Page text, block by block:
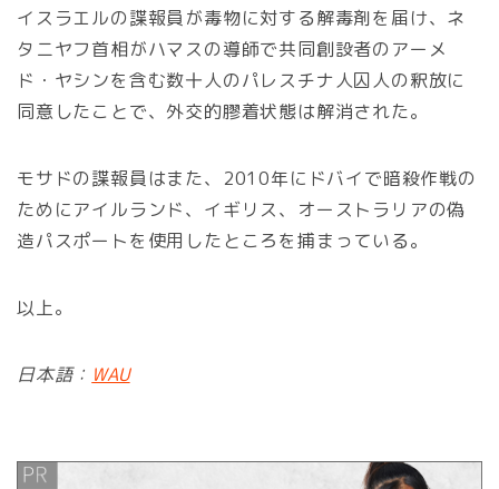
イスラエルの諜報員が毒物に対する解毒剤を届け、ネ
タニヤフ首相がハマスの導師で共同創設者のアーメ
ド・ヤシンを含む数十人のパレスチナ人囚人の釈放に
同意したことで、外交的膠着状態は解消された。
モサドの諜報員はまた、2010年にドバイで暗殺作戦の
ためにアイルランド、イギリス、オーストラリアの偽
造パスポートを使用したところを捕まっている。
以上。
日本語： WAU